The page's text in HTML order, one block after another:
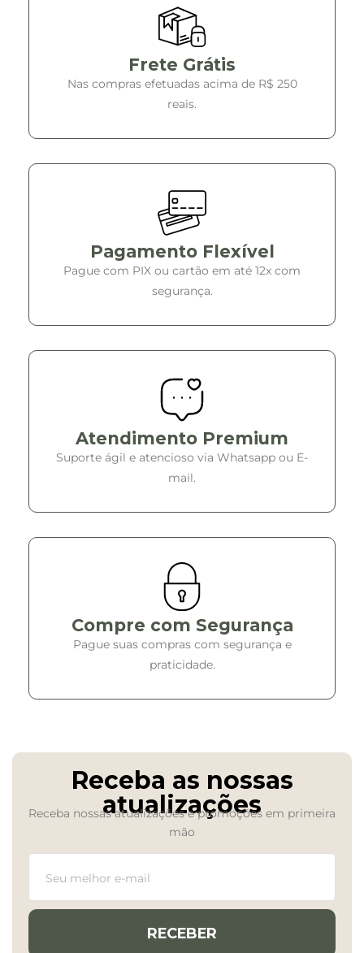
Frete Grátis
Nas compras efetuadas acima de R$ 250
reais.
Pagamento Flexível
Pague com PIX ou cartão em até 12x com
segurança.
Atendimento Premium
Suporte ágil e atencioso via Whatsapp ou E-
mail.
Compre com Segurança
Pague suas compras com segurança e
praticidade.
Receba as nossas
atualizações
Receba nossas atualizações e promoções em primeira
mão
RECEBER